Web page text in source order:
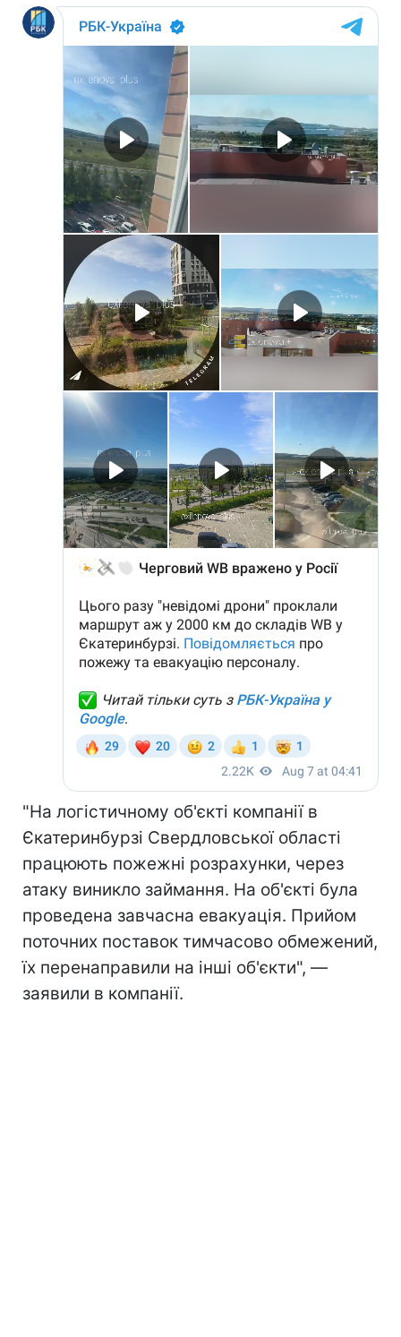
"На логістичному об'єкті компанії в
Єкатеринбурзі Свердловської області
працюють пожежні розрахунки, через
атаку виникло займання. На об'єкті була
проведена завчасна евакуація. Прийом
поточних поставок тимчасово обмежений,
їх перенаправили на інші об'єкти", —
заявили в компанії.